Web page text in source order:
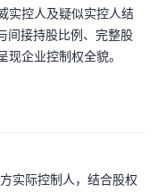
实控人及疑似实控人结
间接持股比例、完整股
企业控制权全貌。
实际控制人，结合股权